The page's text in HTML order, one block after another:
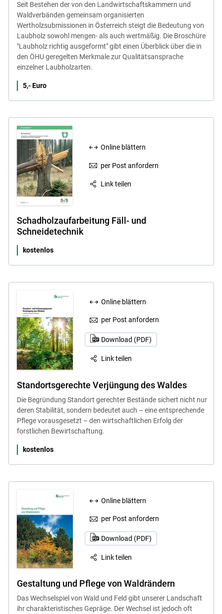
Seit Bestehen der von den Landwirtschaftskammern und
Waldverbänden gemeinsam organisierten
Wertholzsubmissionen in Österreich steigt die Bedeutung von
Laubholz sowohl mengen- als auch wertmäßig. Die Broschüre
"Laubholz richtig ausgeformt" gibt einen Überblick über die in
den ÖHU geregelten Merkmale zur Qualitätsansprache
einzelner Laubholzarten.
5,- Euro
Online blättern
per Post anfordern
Link teilen
Schadholzaufarbeitung Fäll- und
Schneidetechnik
kostenlos
Online blättern
per Post anfordern
Download (PDF)
Link teilen
Standortsgerechte Verjüngung des Waldes
Die Begründung Standort gerechter Bestände sichert nicht nur
deren Stabilität, sondern bedeutet auch – eine entsprechende
Pflege vorausgesetzt – den wirtschaftlichen Erfolg der
forstlichen Bewirtschaftung.
kostenlos
Online blättern
per Post anfordern
Download (PDF)
Link teilen
Gestaltung und Pflege von Waldrändern
Das Wechselspiel von Wald und Feld gibt unserer Landschaft
ihr charakteristisches Gepräge. Der Wechsel ist jedoch oft